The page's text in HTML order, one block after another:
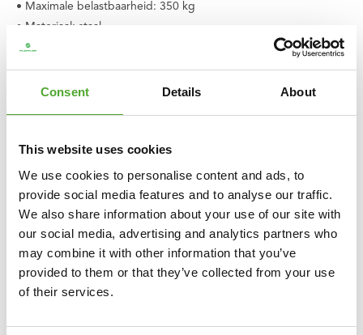
Consent Details About
This website uses cookies
We use cookies to personalise content and ads, to
provide social media features and to analyse our traffic.
We also share information about your use of our site with
our social media, advertising and analytics partners who
may combine it with other information that you’ve
provided to them or that they’ve collected from your use
of their services.
• Maximale belastbaarheid: 350 kg
• Materiaal: staal
• Kleur: zwart
• Productcode: 14TUSCL461
• EAN: 8717842037607
GERELATEERDE PRODUCTEN